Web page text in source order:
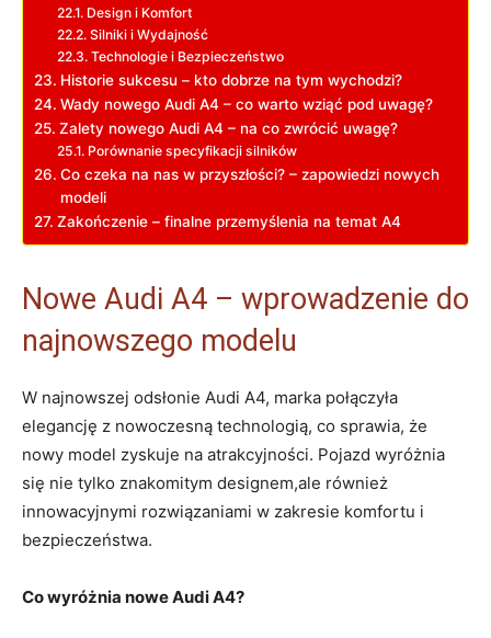
Design i Komfort
Silniki i Wydajność
Technologie i Bezpieczeństwo
Historie sukcesu – kto dobrze na tym wychodzi?
Wady nowego Audi A4 – co warto wziąć pod uwagę?
Zalety nowego Audi A4 – na co zwrócić uwagę?
Porównanie specyfikacji silników
Co czeka na nas w przyszłości? – zapowiedzi nowych
modeli
Zakończenie – finalne przemyślenia na temat A4
Nowe Audi A4 – wprowadzenie do
najnowszego modelu
W najnowszej odsłonie Audi A4, marka połączyła
elegancję z nowoczesną technologią, co sprawia, że
nowy model zyskuje na atrakcyjności. Pojazd wyróżnia
się nie tylko znakomitym designem,ale również
innowacyjnymi rozwiązaniami w zakresie komfortu i
bezpieczeństwa.
Co wyróżnia nowe Audi A4?